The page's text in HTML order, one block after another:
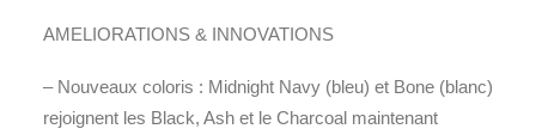
AMELIORATIONS & INNOVATIONS
– Nouveaux coloris : Midnight Navy (bleu) et Bone (blanc)
rejoignent les Black, Ash et le Charcoal maintenant